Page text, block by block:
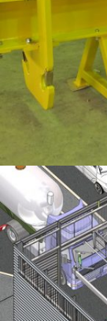
PALONNIER CMU 16T